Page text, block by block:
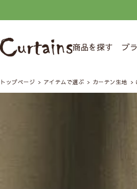
商品を探す ブ
トップページ アイテムで選ぶ カーテン生地